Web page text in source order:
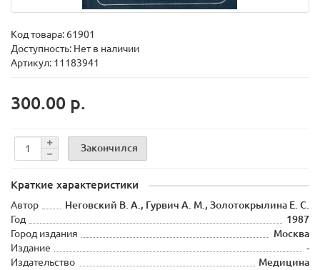
Код товара: 61901
Доступность: Нет в наличии
Артикул: 11183941
300.00 р.
Закончился
Краткие характеристики
Автор
Неговский В. А., Гурвич А. М., Золотокрылина Е. С.
Год
1987
Город издания
Москва
Издание
-
Издательство
Медицина